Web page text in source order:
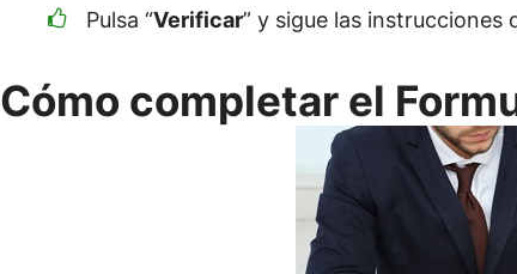
Pulsa “Verificar” y sigue las instrucciones
Cómo completar el